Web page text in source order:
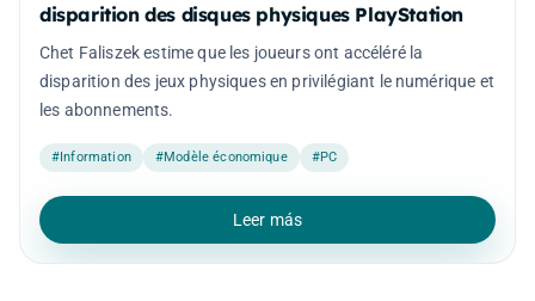
disparition des disques physiques PlayStation
Chet Faliszek estime que les joueurs ont accéléré la
disparition des jeux physiques en privilégiant le numérique et
les abonnements.
#Information #Modèle économique #PC
Leer más